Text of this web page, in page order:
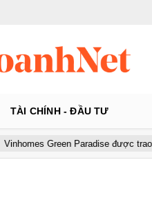
TÀI CHÍNH - ĐẦU TƯ
Paradise được trao chứng nhận